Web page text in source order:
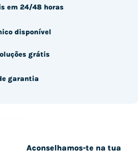
Aconselhamos-te na tua
em 24/48 horas
disponível
grátis
garantia